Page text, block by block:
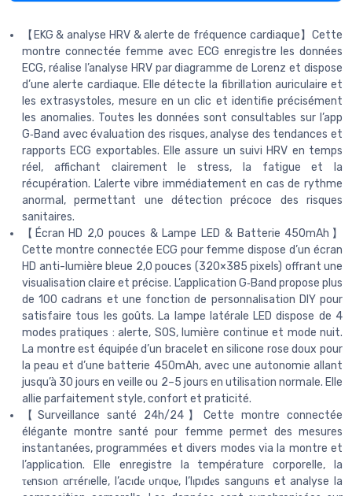
【EKG & analyse HRV & alerte de fréquence cardiaque】Cette
montre connectée femme avec ECG enregistre les données
ECG, réalise l’analyse HRV par diagramme de Lorenz et dispose
d’une alerte cardiaque. Elle détecte la fibrillation auriculaire et
les extrasystoles, mesure en un clic et identifie précisément
les anomalies. Toutes les données sont consultables sur l’app
G‑Band avec évaluation des risques, analyse des tendances et
rapports ECG exportables. Elle assure un suivi HRV en temps
réel, affichant clairement le stress, la fatigue et la
récupération. L’alerte vibre immédiatement en cas de rythme
anormal, permettant une détection précoce des risques
sanitaires.
【Écran HD 2,0 pouces & Lampe LED & Batterie 450mAh】
Cette montre connectée ECG pour femme dispose d’un écran
HD anti-lumière bleue 2,0 pouces (320×385 pixels) offrant une
visualisation claire et précise. L’application G‑Band propose plus
de 100 cadrans et une fonction de personnalisation DIY pour
satisfaire tous les goûts. La lampe latérale LED dispose de 4
modes pratiques : alerte, SOS, lumière continue et mode nuit.
La montre est équipée d’un bracelet en silicone rose doux pour
la peau et d’une batterie 450mAh, avec une autonomie allant
jusqu’à 30 jours en veille ou 2–5 jours en utilisation normale. Elle
allie parfaitement style, confort et praticité.
【Surveillance santé 24h/24】Cette montre connectée
élégante montre santé pour femme permet des mesures
instantanées, programmées et divers modes via la montre et
l’application. Elle enregistre la température corporelle, la
τ𝐞nsιοn αrτérιelle, l’acιd𝐞 υrιqυ𝐞, l’lιpιd𝐞s sangυιns et analyse la